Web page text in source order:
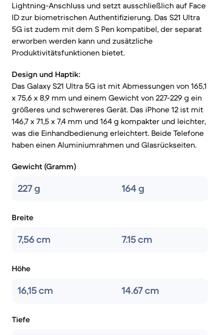
Lightning-Anschluss und setzt ausschließlich auf Face
ID zur biometrischen Authentifizierung. Das S21 Ultra
5G ist zudem mit dem S Pen kompatibel, der separat
erworben werden kann und zusätzliche
Produktivitätsfunktionen bietet.
Design und Haptik:
Das Galaxy S21 Ultra 5G ist mit Abmessungen von 165,1
x 75,6 x 8,9 mm und einem Gewicht von 227-229 g ein
größeres und schwereres Gerät. Das iPhone 12 ist mit
146,7 x 71,5 x 7,4 mm und 164 g kompakter und leichter,
was die Einhandbedienung erleichtert. Beide Telefone
haben einen Aluminiumrahmen und Glasrückseiten.
Gewicht (Gramm)
227 g 164 g
Breite
7,56 cm 7.15 cm
Höhe
16,15 cm 14.67 cm
Tiefe